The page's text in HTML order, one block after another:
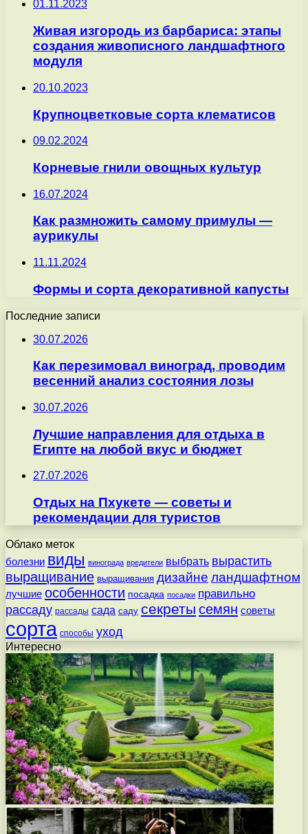
01.11.2023
Живая изгородь из барбариса: этапы
создания живописного ландшафтного
модуля
20.10.2023
Крупноцветковые сорта клематисов
09.02.2024
Корневые гнили овощных культур
16.07.2024
Как размножить самому примулы —
аурикулы
11.11.2024
Формы и сорта декоративной капусты
Последние записи
30.07.2026
Как перезимовал виноград, проводим
весенний анализ состояния лозы
30.07.2026
Лучшие направления для отдыха в
Египте на любой вкус и бюджет
27.07.2026
Отдых на Пхукете — советы и
рекомендации для туристов
Облако меток
болезни виды винограда вредители выбрать вырастить
выращивание выращивания дизайне ландшафтном
лучшие особенности посадка посадки правильно
рассаду рассады сада саду секреты семян советы
сорта способы уход
Интересно